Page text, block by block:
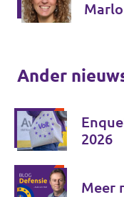
Ander
2026
Meer